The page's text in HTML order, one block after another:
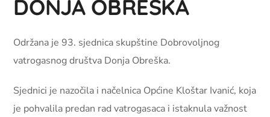
DONJA OBREŠKA
Održana je 93. sjednica skupštine Dobrovoljnog
vatrogasnog društva Donja Obreška.
Sjednici je nazočila i načelnica Općine Kloštar Ivanić, koja
je pohvalila predan rad vatrogasaca i istaknula važnost